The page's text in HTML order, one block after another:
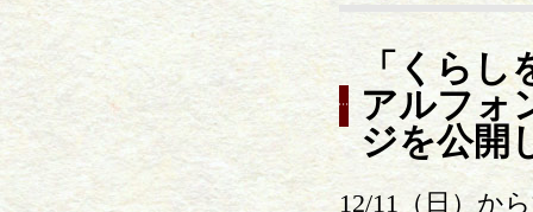
「くら
アルフォ
ジを公開
12/11（日）か